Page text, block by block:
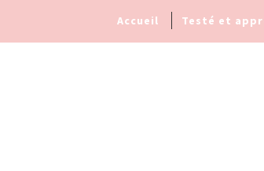
Accueil Testé et